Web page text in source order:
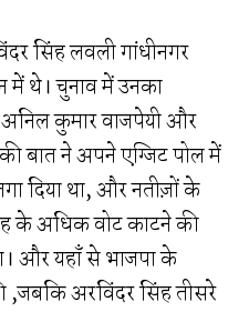
सिंह लवली गांधीनगर
में थे। चुनाव में उनका
कुमार वाजपेयी और
बात ने अपने एग्जिट पोल में
दिया था, और नतीज़ों के
के अधिक वोट काटने की
और यहाँ से भाजपा के
,जबकि अरविंदर सिंह तीसरे